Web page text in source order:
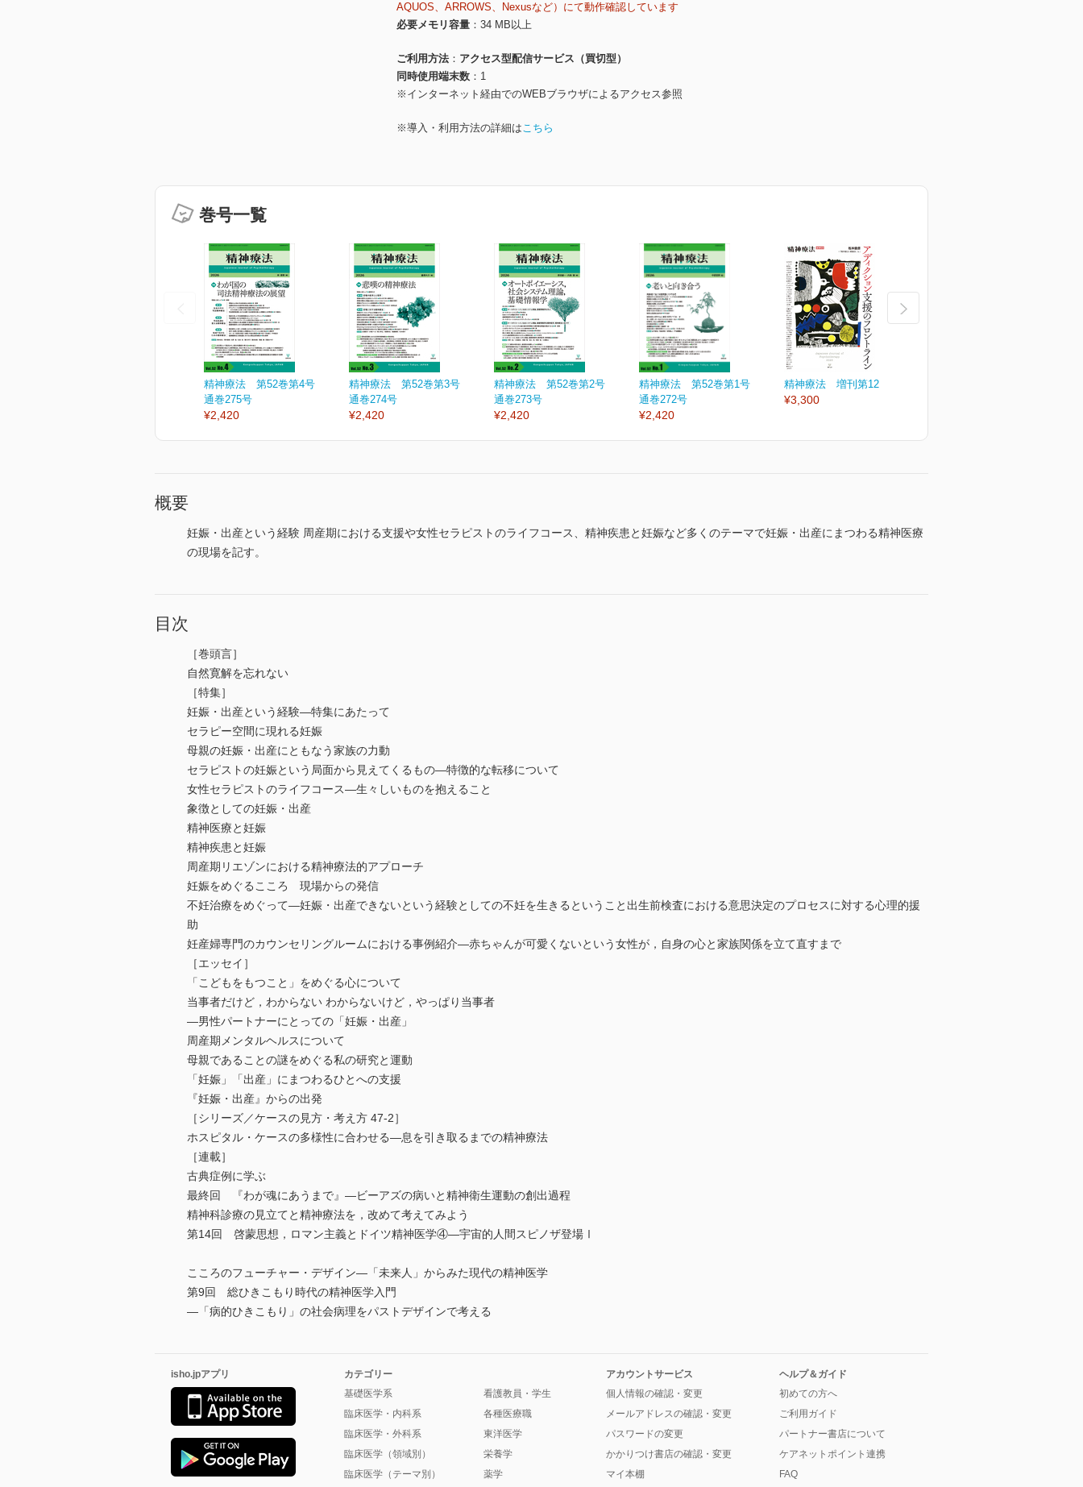
AQUOS、ARROWS、Nexusなど）にて動作確認しています
必要メモリ容量
34 MB以上
ご利用方法
アクセス型配信サービス（買切型）
同時使用端末数
1
※インターネット経由でのWEBブラウザによるアクセス参照
※導入・利用方法の詳細はこちら
巻号一覧
精神療法 第52巻第4号
通巻275号
¥2,420
精神療法 第52巻第3号
通巻274号
¥2,420
精神療法 第52巻第2号
通巻273号
¥2,420
精神療法 第52巻第1号
通巻272号
¥2,420
精神療法 増刊第12号
¥3,300
概要
妊娠・出産という経験 周産期における支援や女性セラピストのライフコース、精神疾患と妊娠など多くのテーマで妊娠・出産にまつわる精神医療
の現場を記す。
目次
［巻頭言］
自然寛解を忘れない
［特集］
妊娠・出産という経験―特集にあたって
セラピー空間に現れる妊娠
母親の妊娠・出産にともなう家族の力動
セラピストの妊娠という局面から見えてくるもの―特徴的な転移について
女性セラピストのライフコース―生々しいものを抱えること
象徴としての妊娠・出産
精神医療と妊娠
精神疾患と妊娠
周産期リエゾンにおける精神療法的アプローチ
妊娠をめぐるこころ 現場からの発信
不妊治療をめぐって―妊娠・出産できないという経験としての不妊を生きるということ出生前検査における意思決定のプロセスに対する心理的援
助
妊産婦専門のカウンセリングルームにおける事例紹介―赤ちゃんが可愛くないという女性が，自身の心と家族関係を立て直すまで
［エッセイ］
「こどもをもつこと」をめぐる心について
当事者だけど，わからない わからないけど，やっぱり当事者
―男性パートナーにとっての「妊娠・出産」
周産期メンタルヘルスについて
母親であることの謎をめぐる私の研究と運動
「妊娠」「出産」にまつわるひとへの支援
『妊娠・出産』からの出発
［シリーズ／ケースの見方・考え方 47-2］
ホスピタル・ケースの多様性に合わせる―息を引き取るまでの精神療法
［連載］
古典症例に学ぶ
最終回 『わが魂にあうまで』―ビーアズの病いと精神衛生運動の創出過程
精神科診療の見立てと精神療法を，改めて考えてみよう
第14回 啓蒙思想，ロマン主義とドイツ精神医学④―宇宙的人間スピノザ登場Ⅰ
こころのフューチャー・デザイン―「未来人」からみた現代の精神医学
第9回 総ひきこもり時代の精神医学入門
―「病的ひきこもり」の社会病理をパストデザインで考える
isho.jpアプリ
カテゴリー
基礎医学系
臨床医学・内科系
臨床医学・外科系
臨床医学（領域別）
臨床医学（テーマ別）
看護教員・学生
各種医療職
東洋医学
栄養学
薬学
アカウントサービス
個人情報の確認・変更
メールアドレスの確認・変更
パスワードの変更
かかりつけ書店の確認・変更
マイ本棚
ヘルプ＆ガイド
初めての方へ
ご利用ガイド
パートナー書店について
ケアネットポイント連携
FAQ